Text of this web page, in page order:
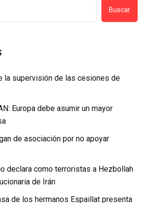
Buscar
la supervisión de las cesiones de
Europa debe asumir un mayor
de asociación por no apoyar
declara como terroristas a Hezbollah
de Irán
de los hermanos Espaillat presenta